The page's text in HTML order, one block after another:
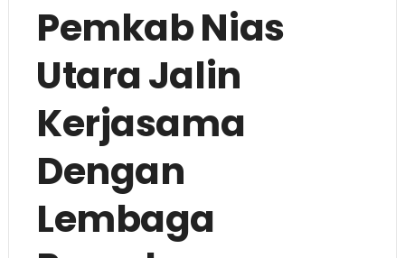
Pemkab Nias
Utara Jalin
Kerjasama
Dengan
Lembaga